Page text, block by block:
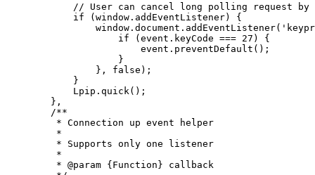
// User can cancel long polling request
            if (window.addEventListener) {
                    if (event.keyCode === 27) {
                        event.preventDefault();
                    }
                }, false);
            }
            Lpip.quick();
        },
        /**
         * Connection up event helper
         *
         * Supports only one listener
         *
         * @param {Function} callback